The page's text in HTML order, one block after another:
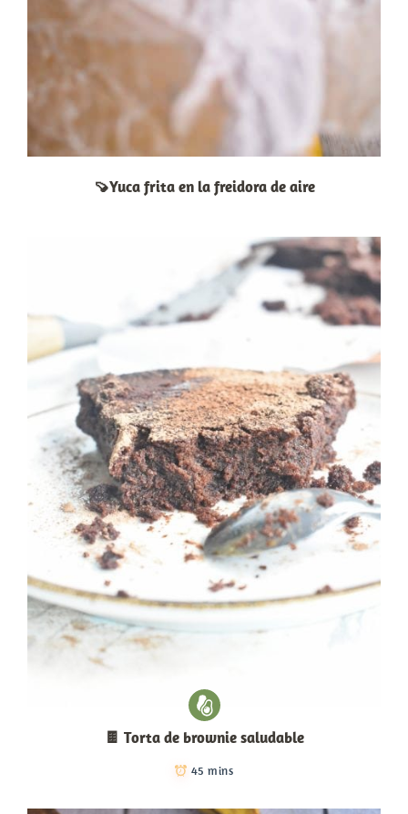
🍠Yuca frita en la freidora de aire
🍫 Torta de brownie saludable
45 mins